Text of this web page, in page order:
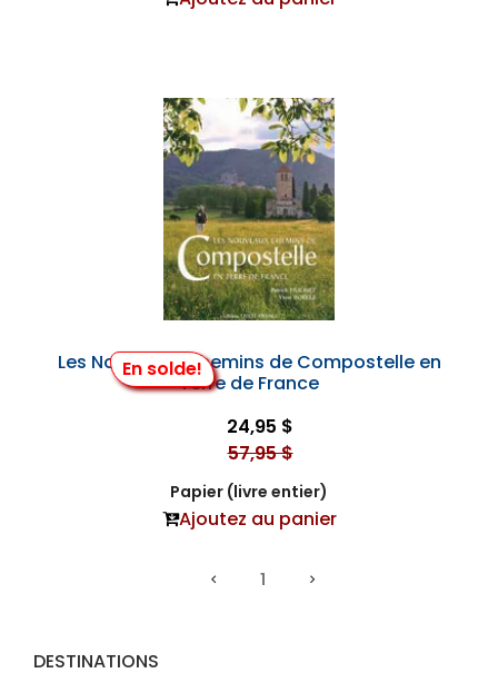
DESTINATIONS
En solde!
Les Nouveaux Chemins de Compostelle en
Terre de France
24,95 $
57,95 $
Papier (livre entier)
Ajoutez au panier
1